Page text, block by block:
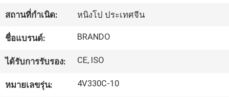
เกี่ยว
กับ
เรา
สถานที่กำเนิด: หนิงโป ประเทศจีน
ชื่อแบรนด์: BRANDO
ได้รับการรับรอง: CE, ISO
หมายเลขรุ่น: 4V330C-10